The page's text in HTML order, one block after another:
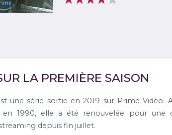
LA PREMIÈRE SAISON
une série sortie en 2019 sur Prime Vidéo.
1990, elle a été renouvelée pour une
depuis fin juillet.